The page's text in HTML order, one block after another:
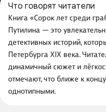
Что говорят читатели
Книга «Сорок лет среди
Путилина — это
детективных историй,
Петербурга XIX века.
динамичный сюжет и
отмечают, что ближе к
однотипными.